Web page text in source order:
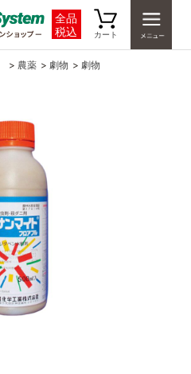
全品
税込
カート
> 農薬 > 劇物 > 劇物